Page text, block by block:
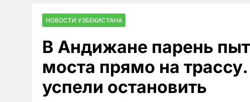
НОВОСТИ УЗБЕКИСТАНА
В Андижане парень
моста прямо на
успели остановить